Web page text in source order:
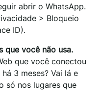
abrir o WhatsApp.
> Bloqueio
ID).
que você não usa.
que você conectou
3 meses? Vai lá e
só nos lugares que